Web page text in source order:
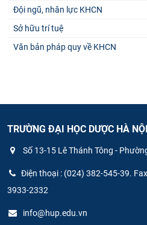
Đội ngũ, nhân lực KHCN
Sở hữu trí tuệ
Văn bản pháp quy về KHCN
TRƯỜNG ĐẠI HỌC DƯỢC HÀ NỘI
Số 13-15 Lê Thánh Tông -
Điện thoại : (024) 382-545-39.
3933-2332
info@hup.edu.vn